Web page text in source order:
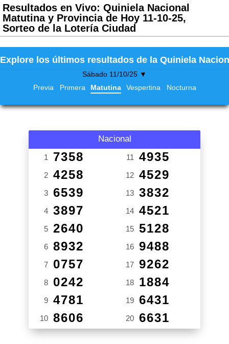
Resultados en Vivo: Quiniela Nacional
Matutina y Provincia de Hoy 11-10-25,
Sorteo de la Lotería Ciudad
Explore los últimos resultados de la Quiniela
Sábado 11/10/25 ▼
Previa
Primera Matutina Vespertina Nocturna
Nacional
1 7358
2 4258
3 6539
4 3897
5 2640
6 8932
7 0757
8 0242
9 4781
10 8606
11 4935
12 4529
13 3832
14 4521
15 5128
16 9488
17 9262
18 1884
19 6431
20 6631